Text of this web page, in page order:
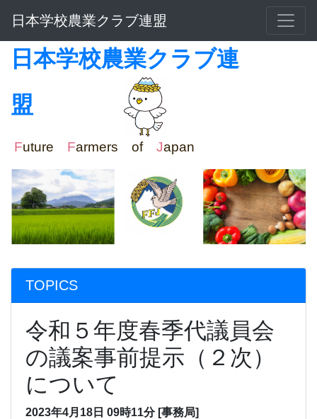
日本学校農業クラブ連盟
日本学校農業クラブ連
盟
Future Farmers of Japan
TOPICS
令和５年度春季代議員会
の議案事前提示（２次）
について
2023年4月18日 09時11分 [事務局]